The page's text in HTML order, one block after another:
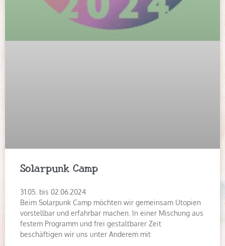
Solarpunk Camp
31.05. bis 02.06.2024
Beim Solarpunk Camp möchten wir gemeinsam Utopien
vorstellbar und erfahrbar machen. In einer Mischung aus
festem Programm und frei gestaltbarer Zeit
beschäftigen wir uns unter Anderem mit